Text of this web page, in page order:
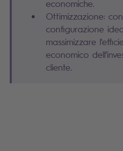
economiche.
Ottimizzazione:
configurazione
massimizzare
economico
cliente.